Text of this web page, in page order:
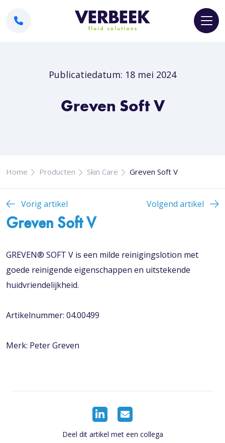
Publicatiedatum: 18 mei 2024
Greven Soft V
Home Producten Skin Care Greven Soft V
Vorig artikel Volgend artikel
Greven Soft V
GREVEN® SOFT V is een milde reinigingslotion met
goede reinigende eigenschappen en uitstekende
huidvriendelijkheid.
Artikelnummer: 04.00499
Merk: Peter Greven
Deel dit artikel met een collega